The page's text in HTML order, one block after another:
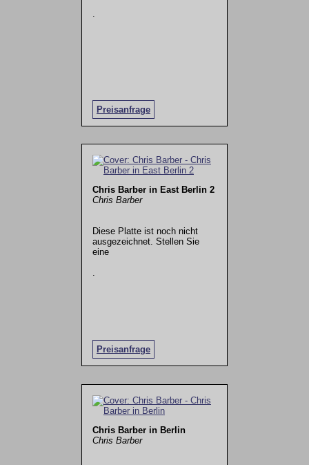
Preisanfrage
Chris Barber in East Berlin 2
Chris Barber
Diese Platte ist noch nicht
ausgezeichnet. Stellen Sie
eine
Preisanfrage
.
Chris Barber in Berlin
Chris Barber